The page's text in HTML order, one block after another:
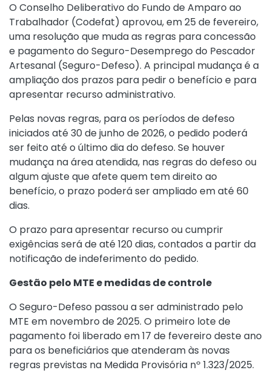
O Conselho Deliberativo do Fundo de Amparo ao
Trabalhador (Codefat) aprovou, em 25 de fevereiro,
uma resolução que muda as regras para concessão
e pagamento do Seguro-Desemprego do Pescador
Artesanal (Seguro-Defeso). A principal mudança é a
ampliação dos prazos para pedir o benefício e para
apresentar recurso administrativo.
Pelas novas regras, para os períodos de defeso
iniciados até 30 de junho de 2026, o pedido poderá
ser feito até o último dia do defeso. Se houver
mudança na área atendida, nas regras do defeso ou
algum ajuste que afete quem tem direito ao
benefício, o prazo poderá ser ampliado em até 60
dias.
O prazo para apresentar recurso ou cumprir
exigências será de até 120 dias, contados a partir da
notificação de indeferimento do pedido.
Gestão pelo MTE e medidas de controle
O Seguro-Defeso passou a ser administrado pelo
MTE em novembro de 2025. O primeiro lote de
pagamento foi liberado em 17 de fevereiro deste ano
para os beneficiários que atenderam às novas
regras previstas na Medida Provisória nº 1.323/2025.